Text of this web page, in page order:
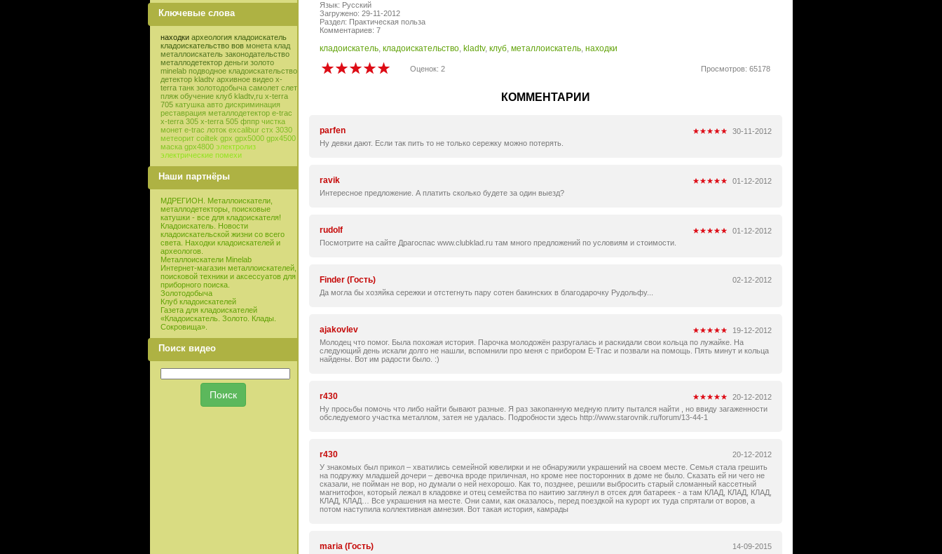
Ключевые слова
находки археология кладоискатель
кладоискательство вов монета клад
металлоискатель законодательство
металлодетектор деньги золото
minelab подводное кладоискательство
детектор kladtv архивное видео x-
terra танк золотодобыча самолет слет
пляж обучение клуб kladtv,ru x-terra
705 катушка авто дискриминация
реставрация металлодетектор e-trac
x-terra 305 x-terra 505 фппр чистка
монет e-trac лоток excalibur стх 3030
метеорит coiltek gpx gpx5000 gpx4500
маска gpx4800 электролиз
электрические помехи
Наши партнёры
МДРЕГИОН. Металлоискатели,
металлодетекторы, поисковые
катушки - все для кладоискателя!
Кладоискатель. Новости
кладоискательской жизни со всего
света. Находки кладоискателей и
археологов.
Металлоискатели Minelab
Интернет-магазин металлоискателей,
поисковой техники и аксессуатов для
приборного поиска.
Золотодобыча
Клуб кладоискателей
Газета для кладоискателей
«Кладоискатель. Золото. Клады.
Сокровища».
Поиск видео
Язык: Русский
Загружено: 29-11-2012
Раздел: Практическая польза
Комментариев: 7
кладоискатель, кладоискательство, kladtv, клуб, металлоискатель, находки
Оценок: 2 Просмотров: 65178
КОММЕНТАРИИ
parfen
30-11-2012
Ну девки дают. Если так пить то не только сережку можно потерять.
ravik
01-12-2012
Интересное предложение. А платить сколько будете за один выезд?
rudolf
01-12-2012
Посмотрите на сайте Драгоспас www.clubklad.ru там много предложений по условиям и стоимости.
Finder (Гость)
02-12-2012
Да могла бы хозяйка сережки и отстегнуть пару сотен бакинских в благодарочку Рудольфу...
ajakovlev
19-12-2012
Молодец что помог. Была похожая история. Парочка молодожён разругалась и раскидали свои кольца по лужайке. На
следующий день искали долго не нашли, вспомнили про меня с прибором E-Trac и позвали на помощь. Пять минут и кольца
найдены. Вот им радости было. :)
r430
20-12-2012
Ну просьбы помочь что либо найти бывают разные. Я раз закопанную медную плиту пытался найти , но ввиду загаженности
обследуемого участка металлом, затея не удалась. Подробности здесь http://www.starovnik.ru/forum/13-44-1
r430
20-12-2012
У знакомых был прикол – хватились семейной ювелирки и не обнаружили украшений на своем месте. Семья стала грешить
на подружку младшей дочери – девочка вроде приличная, но кроме нее посторонних в доме не было. Сказать ей ни чего не
сказали, не пойман не вор, но думали о ней нехорошо. Как то, позднее, решили выбросить старый сломанный кассетный
магнитофон, который лежал в кладовке и отец семейства по наитию заглянул в отсек для батареек - а там КЛАД, КЛАД, КЛАД,
КЛАД, КЛАД… Все украшения на месте. Они сами, как оказалось, перед поездкой на курорт их туда спрятали от воров, а
потом наступила коллективная амнезия. Вот такая история, камрады
maria (Гость)
14-09-2015